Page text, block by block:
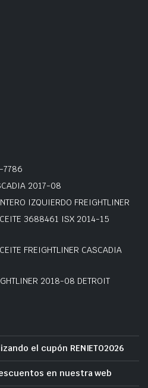
7786
2017-08
IZQUIERDO FREIGHTLINER
3688461 ISX 2014-15
FREIGHTLINER CASCADIA
2018-08 DETROIT
el cupón RENIETO2026
en nuestra web